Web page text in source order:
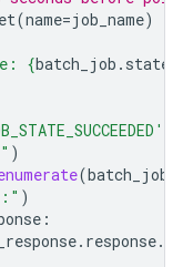
(name=job_name)
{batch_job . state
)
(batch_job
:" )
:
. response.